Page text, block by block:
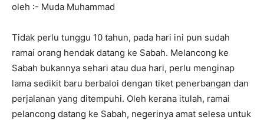
oleh :- Muda Muhammad
Tidak perlu tunggu 10 tahun, pada hari ini pun sudah
ramai orang hendak datang ke Sabah. Melancong ke
Sabah bukannya sehari atau dua hari, perlu menginap
lama sedikit baru berbaloi dengan tiket penerbangan dan
perjalanan yang ditempuhi. Oleh kerana itulah, ramai
pelancong datang ke Sabah, negerinya amat selesa untuk